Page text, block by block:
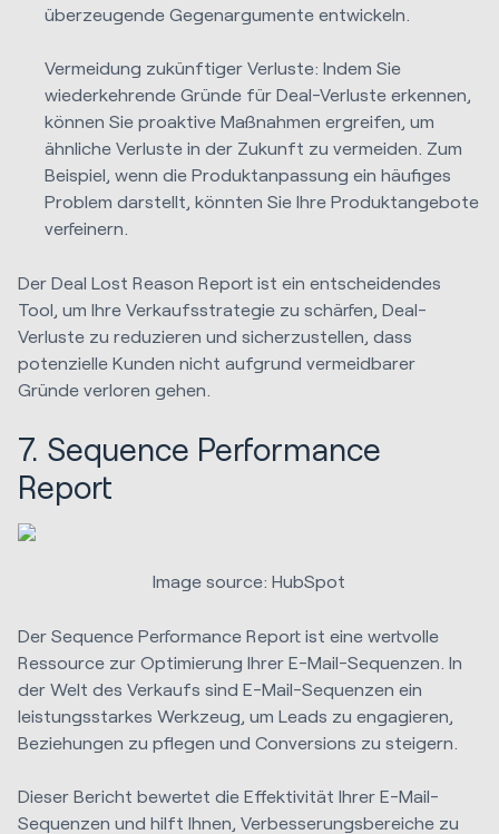
überzeugende Gegenargumente entwickeln.
Vermeidung zukünftiger Verluste: Indem Sie
wiederkehrende Gründe für Deal-Verluste erkennen,
können Sie proaktive Maßnahmen ergreifen, um
ähnliche Verluste in der Zukunft zu vermeiden. Zum
Beispiel, wenn die Produktanpassung ein häufiges
Problem darstellt, könnten Sie Ihre Produktangebote
verfeinern.
Der Deal Lost Reason Report ist ein entscheidendes
Tool, um Ihre Verkaufsstrategie zu schärfen, Deal-
Verluste zu reduzieren und sicherzustellen, dass
potenzielle Kunden nicht aufgrund vermeidbarer
Gründe verloren gehen.
7. Sequence Performance
Report
Image source: HubSpot
Der Sequence Performance Report ist eine wertvolle
Ressource zur Optimierung Ihrer E-Mail-Sequenzen. In
der Welt des Verkaufs sind E-Mail-Sequenzen ein
leistungsstarkes Werkzeug, um Leads zu engagieren,
Beziehungen zu pflegen und Conversions zu steigern.
Dieser Bericht bewertet die Effektivität Ihrer E-Mail-
Sequenzen und hilft Ihnen, Verbesserungsbereiche zu